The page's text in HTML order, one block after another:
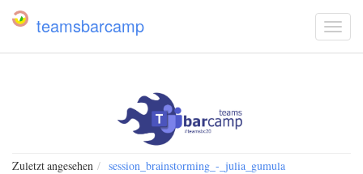
teamsbarcamp
Zuletzt angesehen session_brainstorming_-_julia_gumula